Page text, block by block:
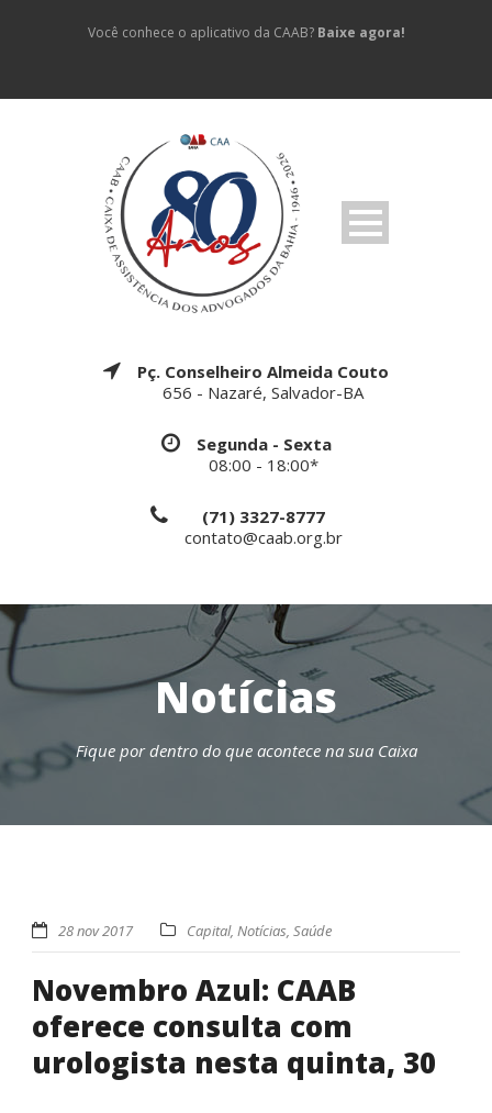
Você conhece o aplicativo da CAAB? Baixe agora!
Pç. Conselheiro Almeida Couto
656 - Nazaré, Salvador-BA
Segunda - Sexta
08:00 - 18:00*
(71) 3327-8777
contato@caab.org.br
Notícias
Fique por dentro do que acontece na sua Caixa
28 nov 2017 Capital, Notícias, Saúde
Novembro Azul: CAAB
oferece consulta com
urologista nesta quinta, 30